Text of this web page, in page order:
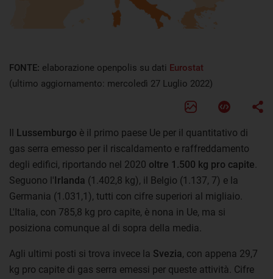
FONTE: elaborazione openpolis su dati Eurostat
(ultimo aggiornamento: mercoledì 27 Luglio 2022)
Il Lussemburgo è il primo paese Ue per il quantitativo di
gas serra emesso per il riscaldamento e raffreddamento
degli edifici, riportando nel 2020 oltre 1.500 kg pro capite.
Seguono l'Irlanda (1.402,8 kg), il Belgio (1.137, 7) e la
Germania (1.031,1), tutti con cifre superiori al migliaio.
L'Italia, con 785,8 kg pro capite, è nona in Ue, ma si
posiziona comunque al di sopra della media.
Agli ultimi posti si trova invece la Svezia, con appena 29,7
kg pro capite di gas serra emessi per queste attività. Cifre